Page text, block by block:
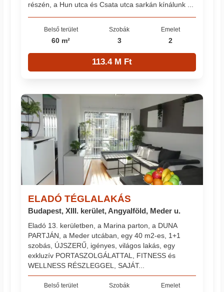
részén, a Hun utca és Csata utca sarkán kínálunk ...
Belső terület
60 m²
Szobák
3
Emelet
2
113.4 M Ft
ELADÓ TÉGLALAKÁS
Budapest, XIII. kerület, Angyalföld, Meder u.
Eladó 13. kerületben, a Marina parton, a DUNA
PARTJÁN, a Meder utcában, egy 40 m2-es, 1+1
szobás, ÚJSZERŰ, igényes, világos lakás, egy
exkluzív PORTASZOLGÁLATTAL, FITNESS és
WELLNESS RÉSZLEGGEL, SAJÁT...
Belső terület Szobák Emelet